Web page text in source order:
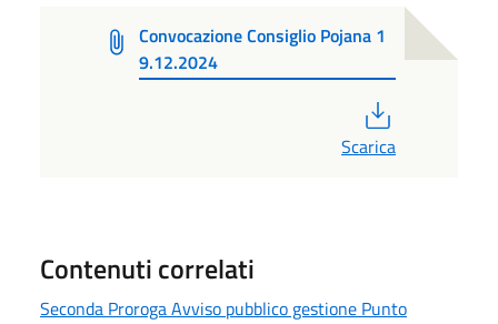
Convocazione Consiglio Pojana 1
9.12.2024
Scarica
Contenuti correlati
Seconda Proroga Avviso pubblico gestione Punto